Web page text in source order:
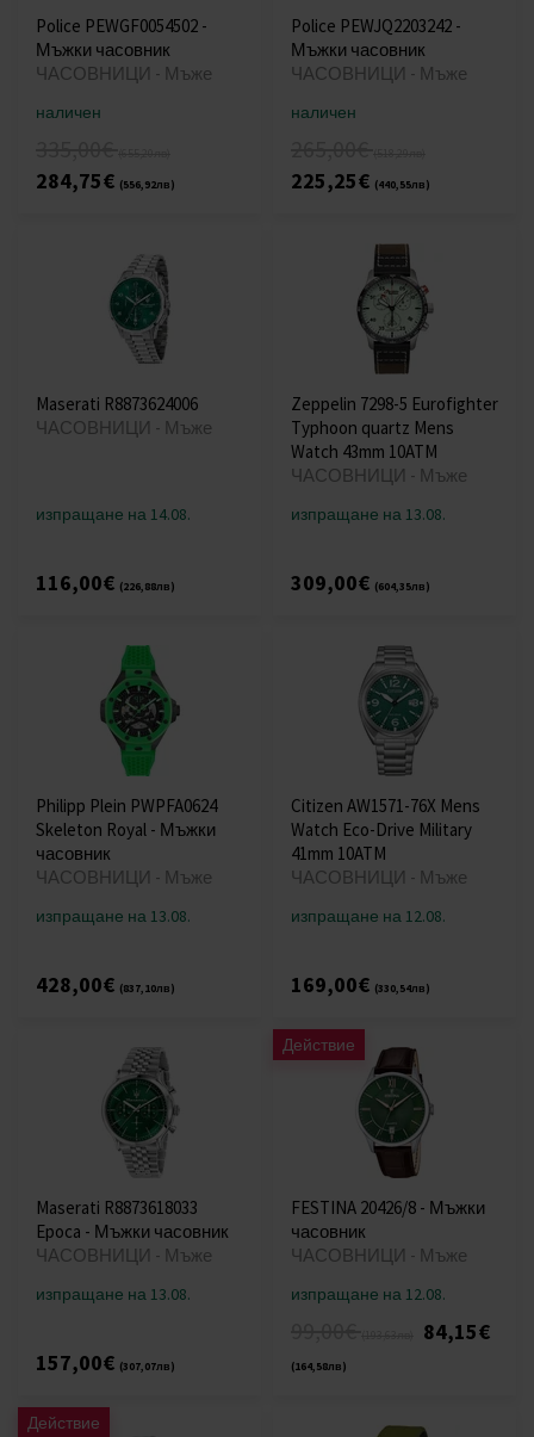
Police PEWGF0054502 -
Мъжки часовник
ЧАСОВНИЦИ - Мъже
наличен
284,75€ (556,92лв)
Police PEWJQ2203242 -
Мъжки часовник
ЧАСОВНИЦИ - Мъже
наличен
225,25€ (440,55лв)
Maserati R8873624006
ЧАСОВНИЦИ - Мъже
изпращане на 14.08.
116,00€ (226,88лв)
Zeppelin 7298-5 Eurofighter
Typhoon quartz Mens
Watch 43mm 10ATM
ЧАСОВНИЦИ - Мъже
изпращане на 13.08.
309,00€ (604,35лв)
Philipp Plein PWPFA0624
Skeleton Royal - Мъжки
часовник
ЧАСОВНИЦИ - Мъже
изпращане на 13.08.
428,00€ (837,10лв)
Citizen AW1571-76X Mens
Watch Eco-Drive Military
41mm 10ATM
ЧАСОВНИЦИ - Мъже
изпращане на 12.08.
169,00€ (330,54лв)
Maserati R8873618033
Epoca - Мъжки часовник
ЧАСОВНИЦИ - Мъже
изпращане на 13.08.
157,00€ (307,07лв)
Действие
FESTINA 20426/8 - Мъжки
часовник
ЧАСОВНИЦИ - Мъже
изпращане на 12.08.
84,15€
(164,58лв)
Действие